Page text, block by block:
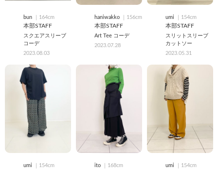
bun ｜164cm
本部STAFF
スクエアスリーブ
コーデ
2023.08.03
haniwakko ｜156cm
本部STAFF
Art Tee コーデ
2023.07.28
umi ｜154cm
本部STAFF
スリットスリーブ
カットソー
2023.05.31
umi ｜154cm ito ｜168cm umi ｜154cm